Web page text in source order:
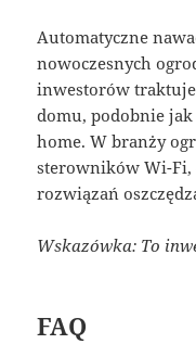
Automatyczne
nowoczesnych
inwestorów
domu, podobnie
home. W branży
sterowników Wi-
rozwiązań
Wskazówka: To
FAQ